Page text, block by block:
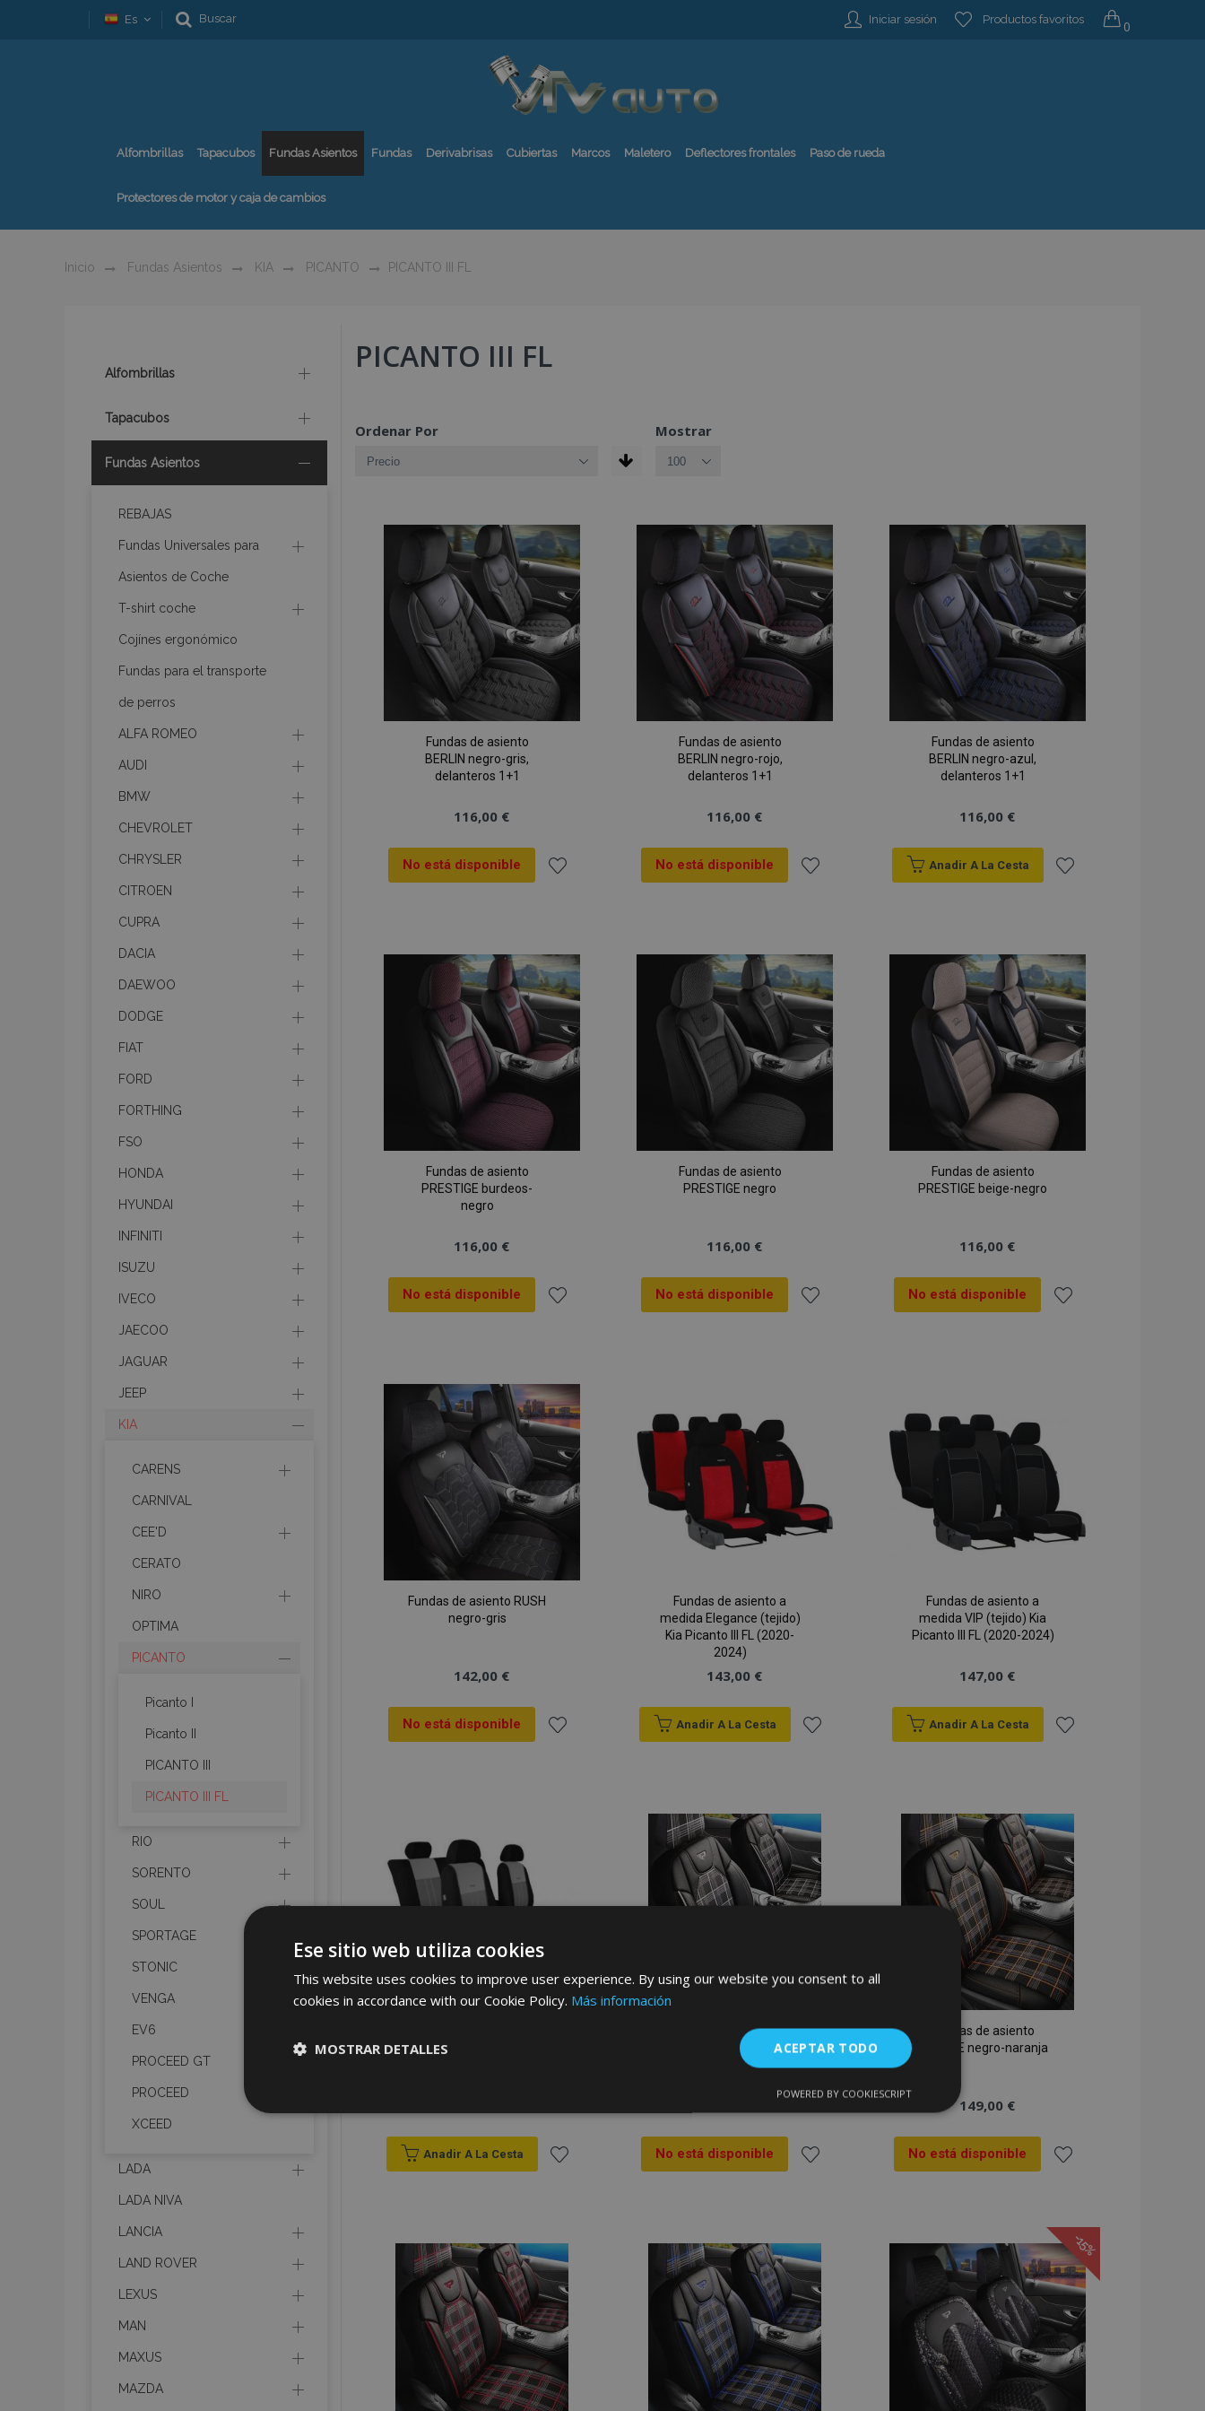
Es Buscar Iniciar sesión Productos favoritos 0
Alfombrillas Tapacubos Fundas Asientos Fundas Derivabrisas Cubiertas Marcos Maletero Deflectores frontales Paso de rueda
Protectores de motor y caja de cambios
Inicio Fundas Asientos KIA PICANTO PICANTO III FL
PICANTO III FL
Ordenar Por Mostrar
Fundas de asiento
BERLIN negro-gris,
delanteros 1+1
116,00 €
No está disponible
Lista
de
Deseos
Fundas de asiento
BERLIN negro-rojo,
delanteros 1+1
116,00 €
No está disponible
Lista
de
Deseos
Fundas de asiento
BERLIN negro-azul,
delanteros 1+1
116,00 €
Anadir A La Cesta
Lista
de
Deseos
Fundas de asiento
PRESTIGE burdeos-
negro
116,00 €
No está disponible
Lista
de
Deseos
Fundas de asiento
PRESTIGE negro
116,00 €
No está disponible
Deseos
Fundas de asiento
PRESTIGE beige-negro
116,00 €
No está disponible
Deseos
Fundas de asiento RUSH
negro-gris
142,00 €
No está disponible
Fundas de asiento a
medida Elegance (tejido)
Kia Picanto III FL (2020-
2024)
143,00 €
Anadir A La Cesta
Lista
de
Deseos
Fundas de asiento a
medida VIP (tejido) Kia
Picanto III FL (2020-2024)
147,00 €
Anadir A La Cesta
Lista
de
Deseos
medida Tuning Due
Anadir A La Cesta
Lista
de
Deseos
Fundas de asiento
FETHIYE negro-blanco
No está disponible
Lista
de
Deseos
Fundas de asiento
FETHIYE negro-naranja
149,00 €
No está disponible
a la
Lista
de
Deseos
-15%
Alfombrillas
Tapacubos
Fundas Asientos
REBAJAS
Fundas Universales para
Asientos de Coche
T-shirt coche
Cojínes ergonómico
Fundas para el transporte
de perros
ALFA ROMEO
AUDI
BMW
CHEVROLET
CHRYSLER
CITROEN
CUPRA
DACIA
DAEWOO
DODGE
FIAT
FORD
FORTHING
FSO
HONDA
HYUNDAI
INFINITI
ISUZU
IVECO
JAECOO
JAGUAR
JEEP
KIA
CARENS
CARNIVAL
CEE'D
CERATO
NIRO
OPTIMA
PICANTO
Picanto I
Picanto II
PICANTO III
PICANTO III FL
RIO
SORENTO
SOUL
SPORTAGE
STONIC
VENGA
EV6
PROCEED GT
PROCEED
XCEED
LADA
LADA NIVA
LANCIA
LAND ROVER
LEXUS
MAN
MAXUS
MAZDA
Ese sitio web utiliza cookies
This website uses cookies to improve user experience. By using our website you consent to all
cookies in accordance with our Cookie Policy. Más información
ACEPTAR TODO
MOSTRAR DETALLES
estrictamente
rendimiento
preferencias
Cookies de
funcionalidad
Cookies estrictamente necesarias Cookies de rendimiento
Cookies de preferencias
Cookies de funcionalidad
Strictly necessary cookies allow core website functionality such as user login and account management. The website cannot
be used properly without strictly necessary cookies.
Proveedor
Dominio
Descripción
recently_viewed_product
Adobe Inc.
Almacena ID de productos de productos
POWERED BY COOKIESCRIPT